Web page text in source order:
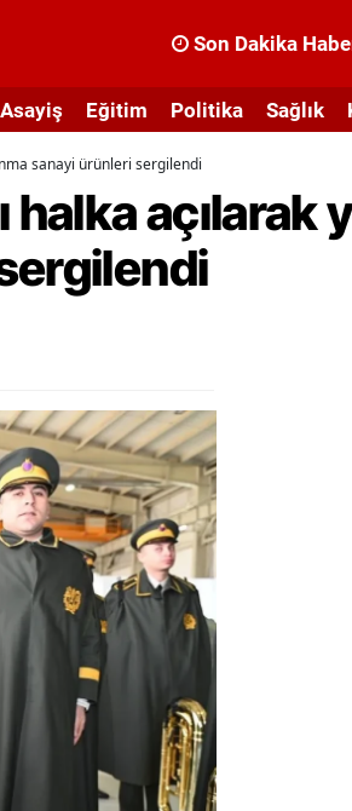
Son Dakika
Asayiş Eğitim Politika Sağlık
sanayi ürünleri sergilendi
halka açılarak